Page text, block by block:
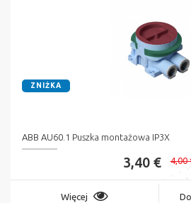
ZNIŻKA
ABB AU60.1 Puszka montażowa IP3X
3,40 € 4,00
Więcej